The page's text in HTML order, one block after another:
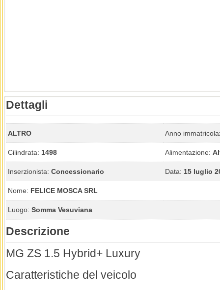
Dettagli
ALTRO Anno
Cilindrata: 1498 Alimentazione:
Inserzionista: Concessionario Data: 15 luglio
Nome: FELICE MOSCA SRL
Luogo: Somma Vesuviana
Descrizione
MG ZS 1.5 Hybrid+ Luxury
Caratteristiche del veicolo